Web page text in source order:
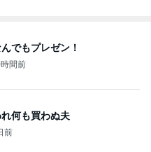
でもプレゼン！
間前
何も買わぬ夫
前